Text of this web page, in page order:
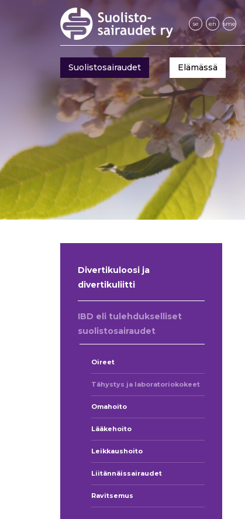
se en sme
Suolistosairaudet Elämässä
Divertikuloosi ja
divertikuliitti
IBD eli tulehdukselliset
suolistosairaudet
Oireet
Tähystys ja laboratoriokokeet
Omahoito
Lääkehoito
Leikkaushoito
Liitännäissairaudet
Ravitsemus